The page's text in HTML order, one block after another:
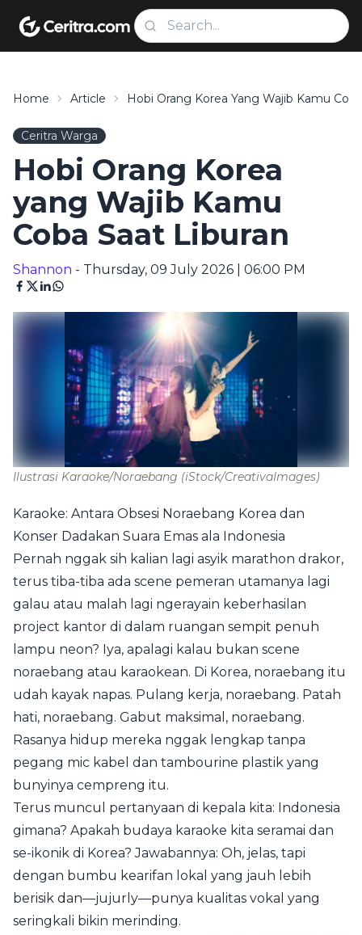
Home Article Hobi Orang Korea Yang Wajib Kamu
Ceritra Warga
Hobi Orang Korea
yang Wajib Kamu
Coba Saat Liburan
Shannon - Thursday, 09 July 2026 | 06:00 PM
Ilustrasi Karaoke/Noraebang (iStock/CreativaImages)
Karaoke: Antara Obsesi Noraebang Korea dan
Konser Dadakan Suara Emas ala Indonesia
Pernah nggak sih kalian lagi asyik marathon drakor,
terus tiba-tiba ada scene pemeran utamanya lagi
galau atau malah lagi ngerayain keberhasilan
project kantor di dalam ruangan sempit penuh
lampu neon? Iya, apalagi kalau bukan scene
noraebang atau karaokean. Di Korea, noraebang itu
udah kayak napas. Pulang kerja, noraebang. Patah
hati, noraebang. Gabut maksimal, noraebang.
Rasanya hidup mereka nggak lengkap tanpa
pegang mic kabel dan tambourine plastik yang
bunyinya cempreng itu.
Terus muncul pertanyaan di kepala kita: Indonesia
gimana? Apakah budaya karaoke kita seramai dan
se-ikonik di Korea? Jawabannya: Oh, jelas, tapi
dengan bumbu kearifan lokal yang jauh lebih
berisik dan—jujurly—punya kualitas vokal yang
seringkali bikin merinding.